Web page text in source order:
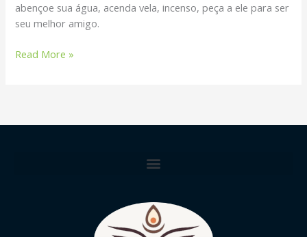
abençoe sua água, acenda vela, incenso, peça a ele para ser
seu melhor amigo.
Read More »